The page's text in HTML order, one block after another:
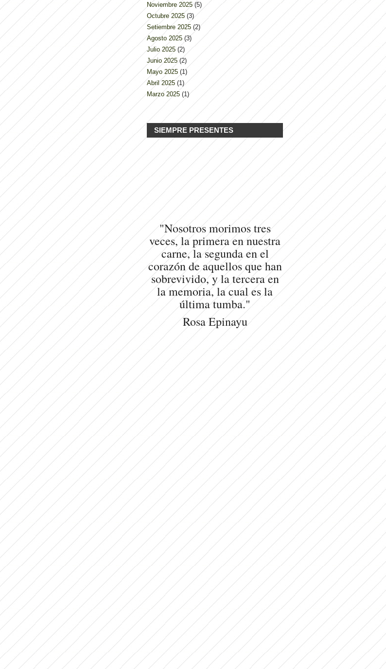
Noviembre 2025 (5)
Octubre 2025 (3)
Setiembre 2025 (2)
Agosto 2025 (3)
Julio 2025 (2)
Junio 2025 (2)
Mayo 2025 (1)
Abril 2025 (1)
Marzo 2025 (1)
SIEMPRE PRESENTES
"Nosotros morimos tres
veces, la primera en nuestra
carne, la segunda en el
corazón de aquellos que han
sobrevivido, y la tercera en
la memoria, la cual es la
última tumba."
Rosa Epinayu